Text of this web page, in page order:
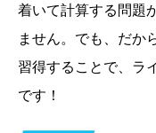
着いて計算する問題
ません。でも、だか
習得することで、ラ
です！